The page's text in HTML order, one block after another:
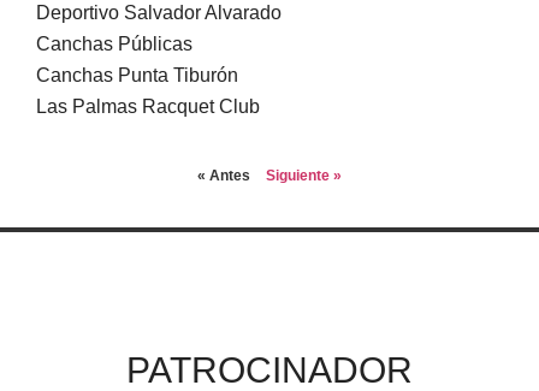
Deportivo Salvador Alvarado
Canchas Públicas
Canchas Punta Tiburón
Las Palmas Racquet Club
« Antes Siguiente »
PATROCINADOR